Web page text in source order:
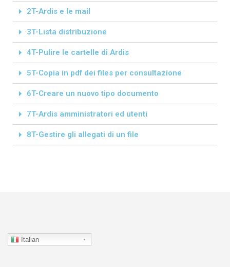
2T-Ardis e le mail
3T-Lista distribuzione
4T-Pulire le cartelle di Ardis
5T-Copia in pdf dei files per consultazione
6T-Creare un nuovo tipo documento
7T-Ardis amministratori ed utenti
8T-Gestire gli allegati di un file
Italian